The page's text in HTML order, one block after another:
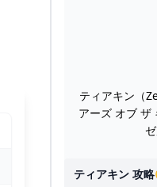
ティアキン（
アーズ オブ
ティアキン 攻